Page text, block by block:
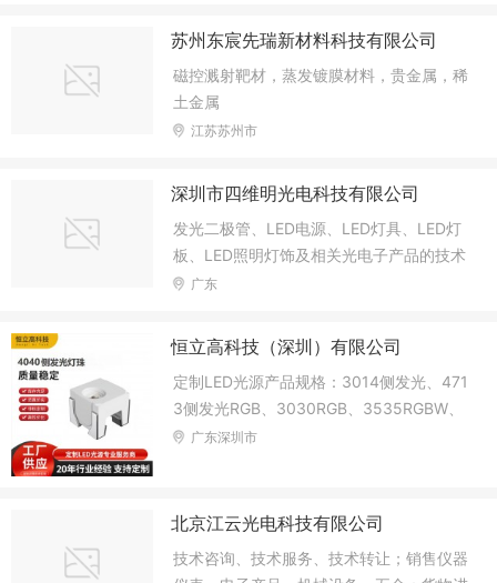
苏州东宸先瑞新材料科技有限公司
磁控溅射靶材，蒸发镀膜材料，贵金属，稀
土金属
江苏苏州市
深圳市四维明光电科技有限公司
发光二极管、LED电源、LED灯具、LED灯
板、LED照明灯饰及相关光电子产品的技术
开发、生产与销售；
广东
恒立高科技（深圳）有限公司
定制LED光源产品规格：3014侧发光、471
3侧发光RGB、3030RGB、3535RGBW、
5050双色温、5050RGBW、小角度3528
单色光、3535双色温、3535RGB、3535
紫外UVC3535灯珠、中功率食人鱼LED灯
广东深圳市
北京江云光电科技有限公司
技术咨询、技术服务、技术转让；销售仪器